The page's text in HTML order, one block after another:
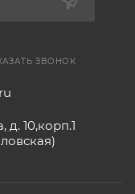
ЗВОНОК
10,корп.1